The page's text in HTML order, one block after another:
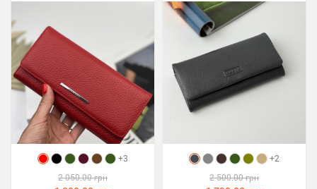
+3
2 050.00 грн
+2
2 500.00 грн